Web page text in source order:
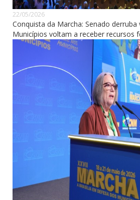
22/05/2026
Conquista da Marcha: Senado
Municípios voltam a receber recursos